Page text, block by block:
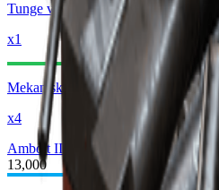
Tunge våbendele
x1
Mekaniske komponenter
x4
Ambolt III
Ambolt IV
13,000